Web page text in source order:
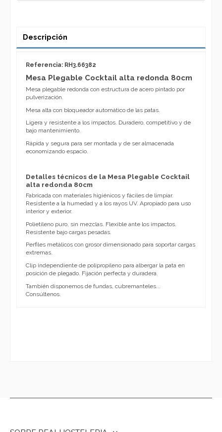
Descripción
Referencia: RH3.66382
Mesa Plegable Cocktail alta redonda 80cm
Mesa plegable redonda con estructura de acero pintado por
pulverización.
Mesa alta con bloqueador automático de las patas.
Ligera y resistente a los impactos. Duradero, competitivo y de
bajo mantenimiento.
Rápida y segura para ser montada y de ser almacenada
economizando espacio.
Detalles técnicos de la Mesa Plegable Cocktail
alta redonda 80cm
Fabricada con materiales higiénicos y fáciles de limpiar.
Resistente a la humedad y a los rayos UV. Apropiado para uso
interior y exterior.
Polietileno puro, sin mezclas. Flexible ante los impactos.
Resistente bajo cargas pesadas.
Perfiles metálicos con grosor dimensionado para soportar cargas
extremas.
Clip independiente de polipropileno para albergar la pata en
posición de plegado. Fijación perfecta y duradera.
También disponemos de fundas, cubremanteles...
Consúltenos.